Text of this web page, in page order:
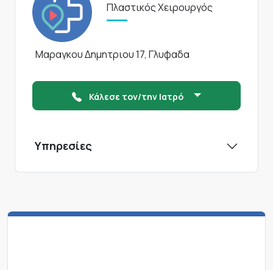
Πλαστικός Χειρουργός
Μαραγκου Δημητριου 17, Γλυφαδα
Κάλεσε τον/την Ιατρό
Υπηρεσίες